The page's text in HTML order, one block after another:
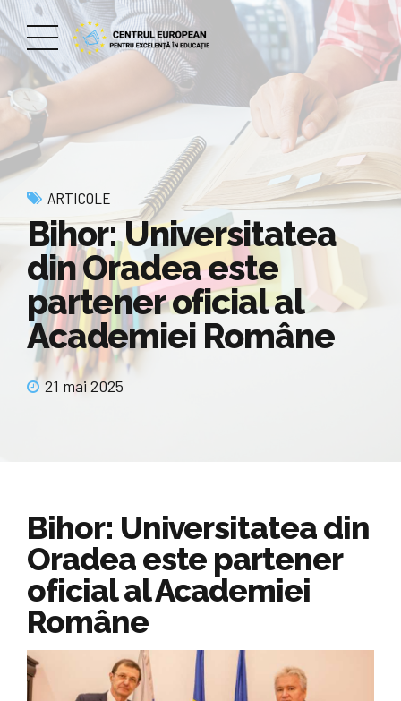
ARTICOLE
Bihor: Universitatea
din Oradea este
partener oficial al
Academiei Române
21 mai 2025
Bihor: Universitatea din
Oradea este partener
oficial al Academiei
Române